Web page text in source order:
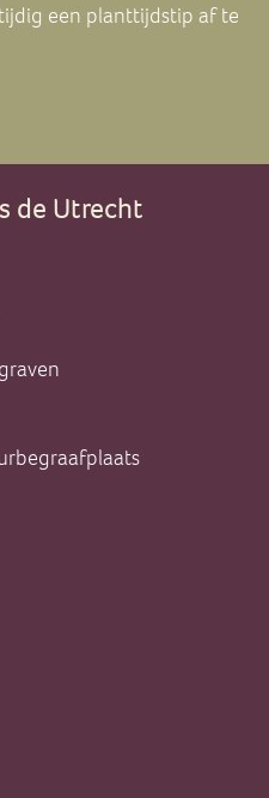
een planttijdstip af te
de Utrecht